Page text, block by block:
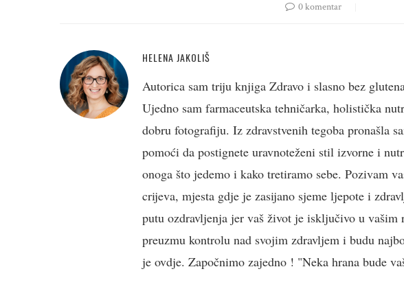
0 komentar
HELENA JAKOLIŠ
Autorica sam triju knjiga Zdravo i slasno bez
Ujedno sam farmaceutska tehničarka, holistička
dobru fotografiju. Iz zdravstvenih tegoba pronašla
pomoći da postignete uravnoteženi stil izvorne i
onoga što jedemo i kako tretiramo sebe. Pozivam
crijeva, mjesta gdje je zasijano sjeme ljepote i
putu ozdravljenja jer vaš život je isključivo u vašim
preuzmu kontrolu nad svojim zdravljem i budu
je ovdje. Započnimo zajedno ! "Neka hrana bude